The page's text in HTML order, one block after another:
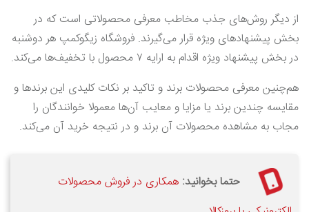
از دیگر روش‌های جذب مخاطب معرفی محصولاتی است که در
بخش پیشنهادهای ویژه قرار می‌گیرند. فروشگاه زیگوکمپ هر دوشنبه
در بخش پیشنهاد ویژه اقدام به ارایه ۷ محصول با تخفیف‌ها می‌کند.
هم‌چنین معرفی محصولات برند و تاکید بر نکات کلیدی این برندها و
مقایسه چندین برند یا مزایا و معایب آن‌ها معمولا خوانندگان را
مجاب به مشاهده محصولات آن برند و در نتیجه خرید آن می‌کند.
حتما بخوانید: همکاری در فروش محصولات